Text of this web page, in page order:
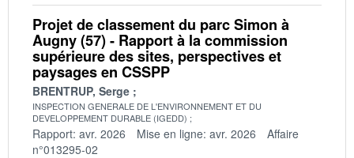
Projet de classement du parc Simon à
Augny (57) - Rapport à la commission
supérieure des sites, perspectives et
paysages en CSSPP
BRENTRUP, Serge
INSPECTION GENERALE DE L'ENVIRONNEMENT ET DU
DEVELOPPEMENT DURABLE (IGEDD)
Rapport: avr. 2026 Mise en ligne: avr. 2026
Affaire
n°013295-02